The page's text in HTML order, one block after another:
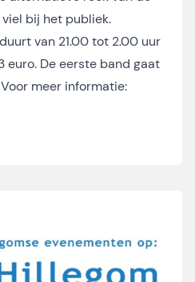
bij het publiek.
van 21.00 tot 2.00 uur
euro. De eerste band gaat
meer informatie: